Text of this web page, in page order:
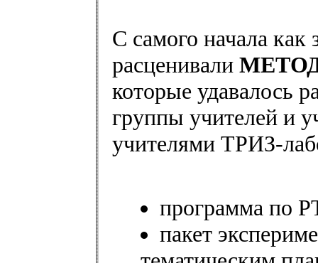
С самого начала как
расценивали
которые удавалось
группы учителей и
учителями ТРИЗ-
программа по
пакет